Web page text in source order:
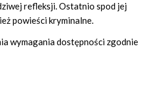
refleksji. Ostatnio spod jej
powieści kryminalne.
wymagania dostępności zgodnie